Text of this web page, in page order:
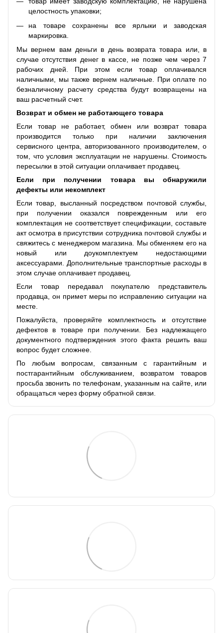
целостность упаковки;
на товаре сохранены все ярлыки и заводская
маркировка.
Мы вернем вам деньги в день возврата товара или, в
случае отсутствия денег в кассе, не позже чем через 7
рабочих дней. При этом если товар оплачивался
наличными, мы также вернем наличные. При оплате по
безналичному расчету средства будут возвращены на
ваш расчетный счет.
Возврат и обмен не работающего товара
Если товар не работает, обмен или возврат товара
производится только при наличии заключения
сервисного центра, авторизованного производителем, о
том, что условия эксплуатации не нарушены. Стоимость
пересылки в этой ситуации оплачивает продавец.
Если при получении товара вы обнаружили
дефекты или некомплект
Если товар, высланный посредством почтовой службы,
при получении оказался поврежденным или его
комплектация не соответствует спецификации, составьте
акт осмотра в присутствии сотрудника почтовой службы и
свяжитесь с менеджером магазина. Мы обменяем его на
новый или доукомплектуем недостающими
аксессуарами. Дополнительные транспортные расходы в
этом случае оплачивает продавец.
Если товар передавал покупателю представитель
продавца, он примет меры по исправлению ситуации на
месте.
Пожалуйста, проверяйте комплектность и отсутствие
дефектов в товаре при получении. Без надлежащего
документного подтверждения этого факта решить ваш
вопрос будет сложнее.
По любым вопросам, связанным с гарантийным и
постгарантийным обслуживанием, возвратом товаров
просьба звонить по телефонам, указанным на сайте, или
обращаться через форму обратной связи.